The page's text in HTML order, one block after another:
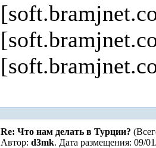
Re: Что нам делать в Турции?
Автор: d3mk. Дата размещения: 09/